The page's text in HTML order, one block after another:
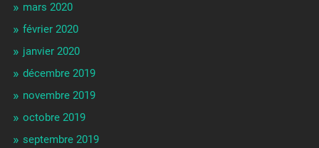
mars 2020
février 2020
janvier 2020
décembre 2019
novembre 2019
octobre 2019
septembre 2019